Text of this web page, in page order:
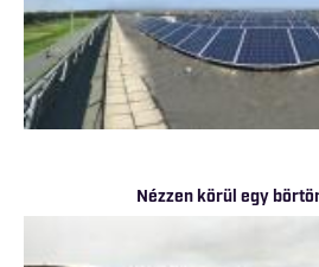
Nézzen körül egy